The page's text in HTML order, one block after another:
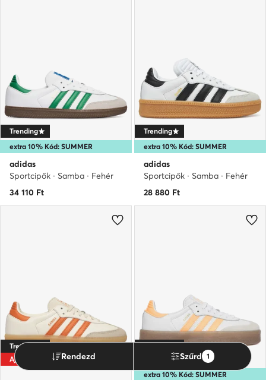
extra 10% Kód: SUMMER
Trending
adidas
Sportcipők · Samba · Fehér
34 110 Ft
extra 10% Kód: SUMMER
Trending
adidas
Sportcipők · Samba · Fehér
28 880 Ft
Trending
Ajánlat
extra 10% Kód: SUMMER
Rendezd Szűrd 1